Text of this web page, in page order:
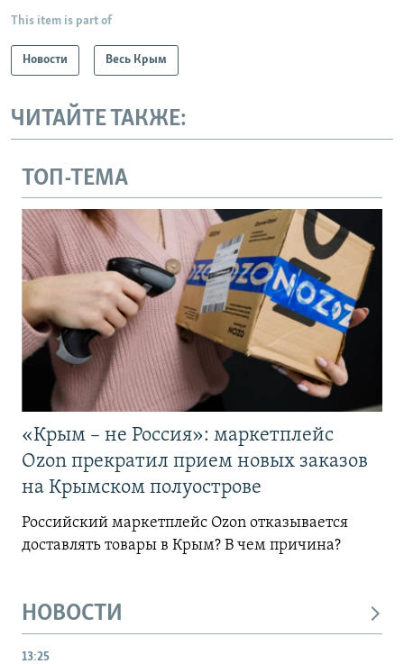
This item is part of
Новости Весь Крым
ЧИТАЙТЕ ТАКЖЕ:
ТОП-ТЕМА
«Крым – не Россия»: маркетплейс
Ozon прекратил прием новых заказов
на Крымском полуострове
Российский маркетплейс Ozon отказывается
доставлять товары в Крым? В чем причина?
НОВОСТИ
13:25